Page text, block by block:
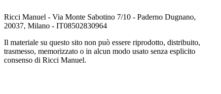
Ricci Manuel - Via Monte Sabotino 7/10 - Paderno Dugnano,
20037, Milano - IT08502830964
Il materiale su questo sito non può essere riprodotto, distribuito,
trasmesso, memorizzato o in alcun modo usato senza esplicito
consenso di Ricci Manuel.